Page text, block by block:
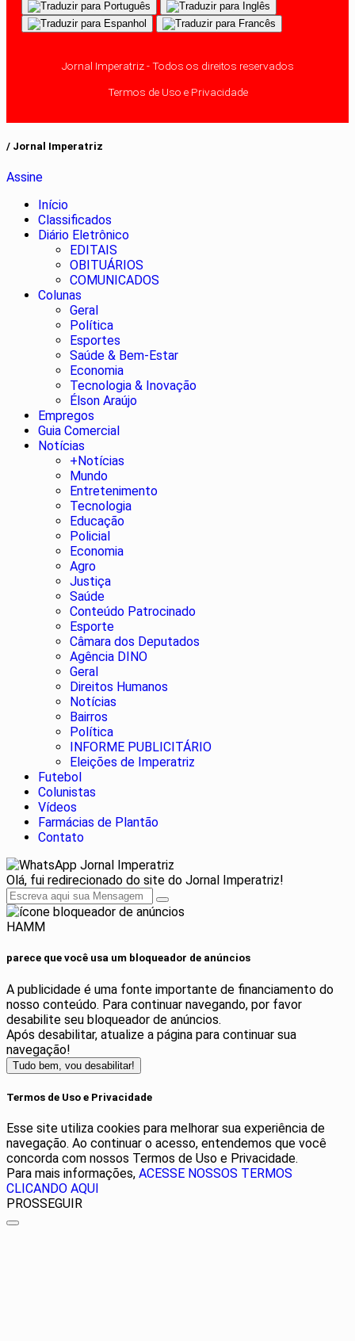
Jornal Imperatriz - Todos os direitos reservados
Termos de Uso e Privacidade
/ Jornal Imperatriz
Assine
Início
Classificados
Diário Eletrônico
EDITAIS
OBITUÁRIOS
COMUNICADOS
Colunas
Geral
Política
Esportes
Saúde & Bem-Estar
Economia
Tecnologia & Inovação
Élson Araújo
Empregos
Guia Comercial
Notícias
+Notícias
Mundo
Entretenimento
Tecnologia
Educação
Policial
Economia
Agro
Justiça
Saúde
Conteúdo Patrocinado
Esporte
Câmara dos Deputados
Agência DINO
Geral
Direitos Humanos
Notícias
Bairros
Política
INFORME PUBLICITÁRIO
Eleições de Imperatriz
Futebol
Colunistas
Vídeos
Farmácias de Plantão
Contato
Jornal Imperatriz
Olá, fui redirecionado do site do Jornal Imperatriz!
HAMM
parece que você usa um bloqueador de anúncios
A publicidade é uma fonte importante de financiamento do
nosso conteúdo. Para continuar navegando, por favor
desabilite seu bloqueador de anúncios.
Após desabilitar, atualize a página para continuar sua
navegação!
Tudo bem, vou desabilitar!
Termos de Uso e Privacidade
Esse site utiliza cookies para melhorar sua experiência de
navegação. Ao continuar o acesso, entendemos que você
concorda com nossos Termos de Uso e Privacidade.
Para mais informações, ACESSE NOSSOS TERMOS
CLICANDO AQUI
PROSSEGUIR